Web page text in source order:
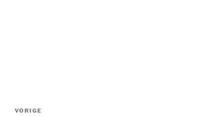
Bericht
Vorig
VORIGE